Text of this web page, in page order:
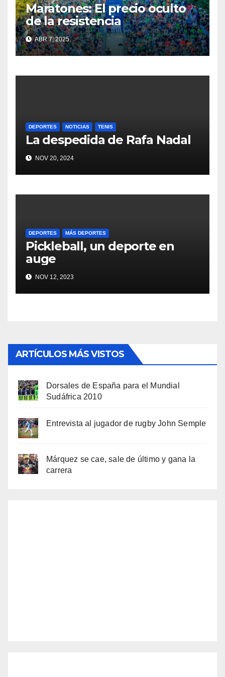
Maratones: El precio oculto
de la resistencia
ABR 7, 2025
DEPORTES NOTICIAS TENIS
La despedida de Rafa Nadal
NOV 20, 2024
DEPORTES MÁS DEPORTES
Pickleball, un deporte en
auge
NOV 12, 2023
ARTÍCULOS MÁS VISTOS
Dorsales de España para el Mundial
Sudáfrica 2010
Entrevista al jugador de rugby John Semple
Márquez se cae, sale de último y gana la
carrera